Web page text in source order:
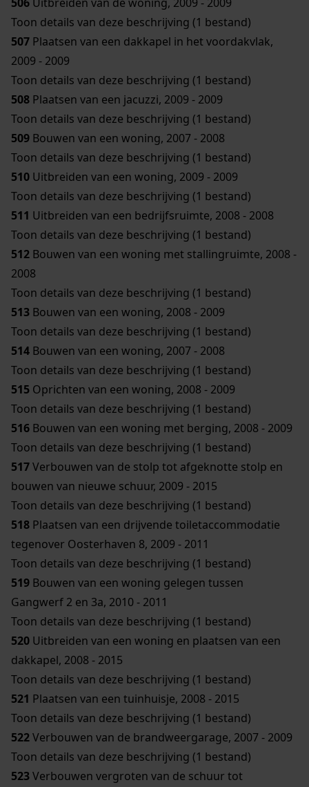
Toon details van deze beschrijving (1 bestand)
507 Plaatsen van een dakkapel in het voordakvlak,
2009 - 2009
Toon details van deze beschrijving (1 bestand)
508 Plaatsen van een jacuzzi, 2009 - 2009
Toon details van deze beschrijving (1 bestand)
509 Bouwen van een woning, 2007 - 2008
Toon details van deze beschrijving (1 bestand)
510 Uitbreiden van een woning, 2009 - 2009
Toon details van deze beschrijving (1 bestand)
511 Uitbreiden van een bedrijfsruimte, 2008 - 2008
Toon details van deze beschrijving (1 bestand)
512 Bouwen van een woning met stallingruimte, 2008 -
2008
Toon details van deze beschrijving (1 bestand)
513 Bouwen van een woning, 2008 - 2009
Toon details van deze beschrijving (1 bestand)
514 Bouwen van een woning, 2007 - 2008
Toon details van deze beschrijving (1 bestand)
515 Oprichten van een woning, 2008 - 2009
Toon details van deze beschrijving (1 bestand)
516 Bouwen van een woning met berging, 2008 - 2009
Toon details van deze beschrijving (1 bestand)
517Verbouwen van de stolp tot afgeknotte stolp en
bouwen van nieuwe schuur, 2009 - 2015
Toon details van deze beschrijving (1 bestand)
518 Plaatsen van een drijvende toiletaccommodatie
tegenover Oosterhaven 8, 2009 - 2011
Toon details van deze beschrijving (1 bestand)
519 Bouwen van een woning gelegen tussen
Gangwerf 2 en 3a, 2010 - 2011
Toon details van deze beschrijving (1 bestand)
520 Uitbreiden van een woning en plaatsen van een
dakkapel, 2008 - 2015
Toon details van deze beschrijving (1 bestand)
521 Plaatsen van een tuinhuisje, 2008 - 2015
Toon details van deze beschrijving (1 bestand)
522Verbouwen van de brandweergarage, 2007 - 2009
Toon details van deze beschrijving (1 bestand)
523Verbouwen vergroten van de schuur tot